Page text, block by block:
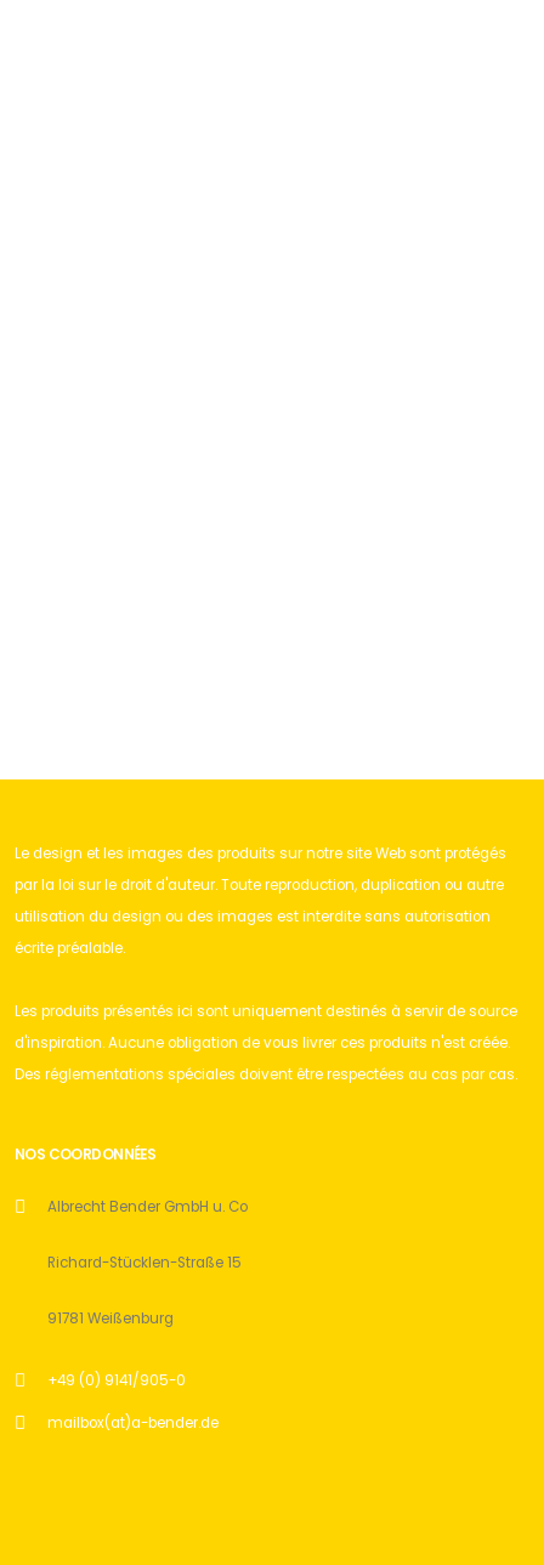
Le design et les images des produits sur notre site Web sont protégés
par la loi sur le droit d'auteur. Toute reproduction, duplication ou autre
utilisation du design ou des images est interdite sans autorisation
écrite préalable.
Les produits présentés ici sont uniquement destinés à servir de source
d'inspiration. Aucune obligation de vous livrer ces produits n'est créée.
Des réglementations spéciales doivent être respectées au cas par cas.
NOS COORDONNÉES
Albrecht Bender GmbH u. Co
Richard-Stücklen-Straße 15
91781 Weißenburg
+49 (0) 9141/905-0
mailbox(at)a-bender.de